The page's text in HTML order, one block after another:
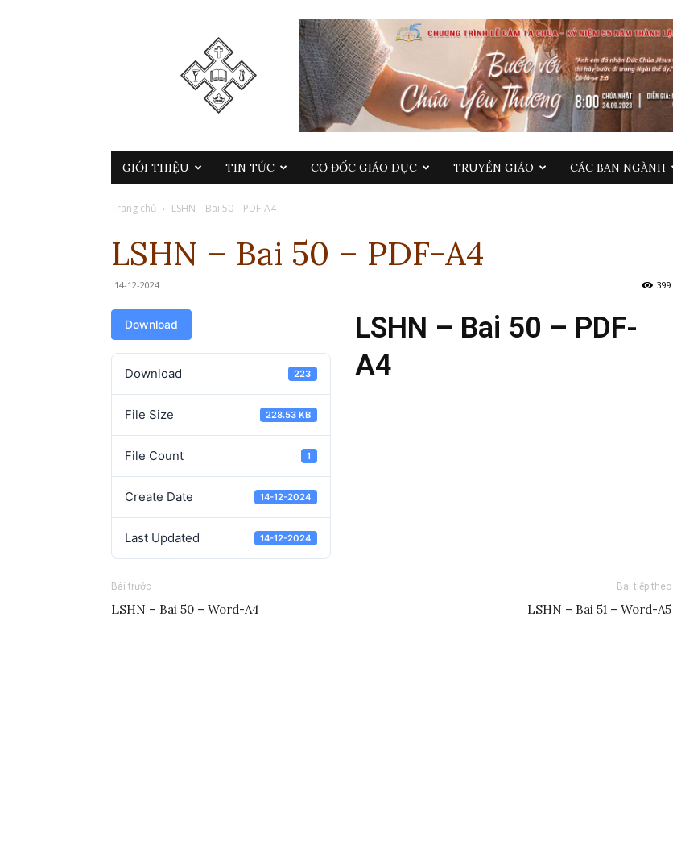
GIỚI THIỆU TIN TỨC CƠ ĐỐC GIÁO DỤC TRUYỀN GIÁO CÁC BAN NGÀNH
Trang chủ LSHN – Bai 50 – PDF-A4
LSHN – Bai 50 – PDF-A4
14-12-2024 399
Download
Download 223
File Size 228.53 KB
File Count 1
Create Date 14-12-2024
Last Updated 14-12-2024
LSHN – Bai 50 – PDF-
A4
Bài trước
LSHN – Bai 50 – Word-A4
Bài tiếp theo
LSHN – Bai 51 – Word-A5